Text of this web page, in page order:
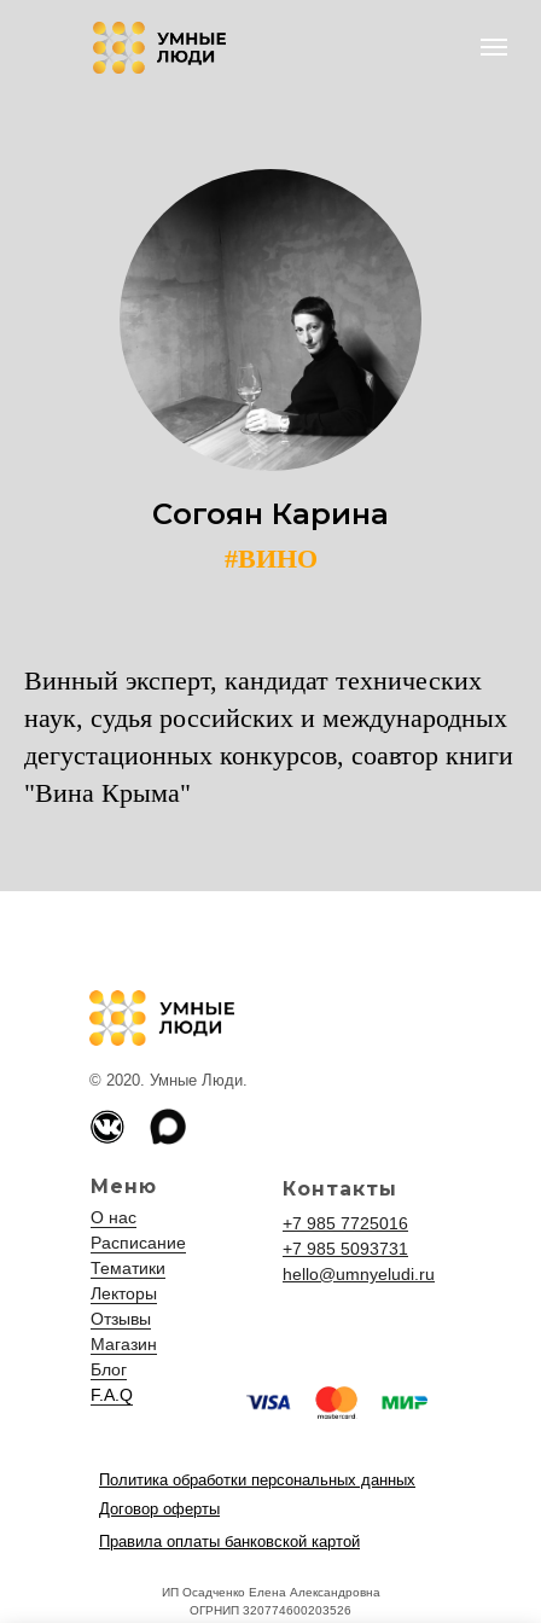
Согоян Карина
#ВИНО
Винный эксперт, кандидат технических
наук, судья российских и международных
дегустационных конкурсов, соавтор книги
"Вина Крыма"
© 2020. Умные Люди.
Меню
О нас
Расписание
Тематики
Лекторы
Отзывы
Магазин
Блог
F.A.Q
Контакты
+7 985 7725016
+7 985 5093731
hello@umnyeludi.ru
Политика обработки персональных данных
Договор оферты
Правила оплаты банковской картой
ИП Осадченко Елена Александровна
ОГРНИП 320774600203526